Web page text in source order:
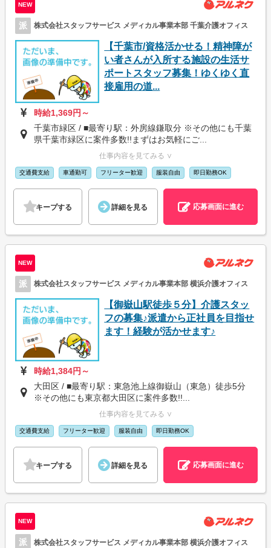
NEW
派 株式会社スタッフサービス メディカル事業本部 千葉介護オフィス
【千葉市/資格活かせる！精神障が
い者さんが入所する施設の生活サ
ポートスタッフ募集！ゆくゆく直
接雇用の道...
時給1,369円～
千葉市緑区 / ■最寄り駅：外房線鎌取分 ※その他にも千葉
県千葉市緑区に案件多数!!まずはお気軽にご...
仕事内容を見てみる ∨
交通費支給 車通勤可 フリーター歓迎 服装自由 即日勤務OK
キープする 詳細を見る 応募画面に進む
NEW
派 株式会社スタッフサービス メディカル事業本部 横浜介護オフィス
【御嶽山駅徒歩５分】介護スタッ
フの募集♪派遣から正社員を目指せ
ます！経験が活かせます♪
時給1,384円～
大田区 / ■最寄り駅：東急池上線御嶽山（東急）徒歩5分
※その他にも東京都大田区に案件多数!!...
仕事内容を見てみる ∨
交通費支給 フリーター歓迎 服装自由 即日勤務OK
キープする 詳細を見る 応募画面に進む
NEW
派 株式会社スタッフサービス メディカル事業本部 横浜介護オフィス